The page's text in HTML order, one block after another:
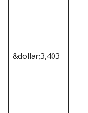
&dollar;3,403